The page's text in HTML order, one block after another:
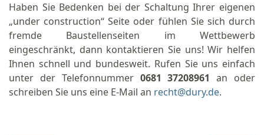
Haben Sie Bedenken bei der Schaltung Ihrer eigenen
„under construction“ Seite oder fühlen Sie sich durch
fremde Baustellenseiten im Wettbewerb
eingeschränkt, dann kontaktieren Sie uns! Wir helfen
Ihnen schnell und bundesweit. Rufen Sie uns einfach
unter der Telefonnummer 0681 37208961an oder
schreiben Sie uns eine E-Mail an recht@dury.de.